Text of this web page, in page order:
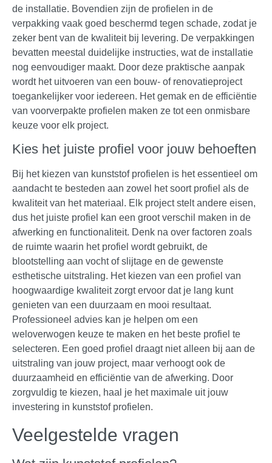
de installatie. Bovendien zijn de profielen in de
verpakking vaak goed beschermd tegen schade, zodat je
zeker bent van de kwaliteit bij levering. De verpakkingen
bevatten meestal duidelijke instructies, wat de installatie
nog eenvoudiger maakt. Door deze praktische aanpak
wordt het uitvoeren van een bouw- of renovatieproject
toegankelijker voor iedereen. Het gemak en de efficiëntie
van voorverpakte profielen maken ze tot een onmisbare
keuze voor elk project.
Kies het juiste profiel voor jouw behoeften
Bij het kiezen van kunststof profielen is het essentieel om
aandacht te besteden aan zowel het soort profiel als de
kwaliteit van het materiaal. Elk project stelt andere eisen,
dus het juiste profiel kan een groot verschil maken in de
afwerking en functionaliteit. Denk na over factoren zoals
de ruimte waarin het profiel wordt gebruikt, de
blootstelling aan vocht of slijtage en de gewenste
esthetische uitstraling. Het kiezen van een profiel van
hoogwaardige kwaliteit zorgt ervoor dat je lang kunt
genieten van een duurzaam en mooi resultaat.
Professioneel advies kan je helpen om een
weloverwogen keuze te maken en het beste profiel te
selecteren. Een goed profiel draagt niet alleen bij aan de
uitstraling van jouw project, maar verhoogt ook de
duurzaamheid en efficiëntie van de afwerking. Door
zorgvuldig te kiezen, haal je het maximale uit jouw
investering in kunststof profielen.
Veelgestelde vragen